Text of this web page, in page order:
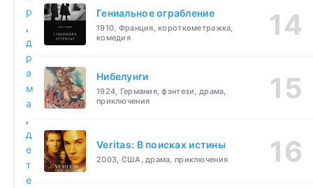
р
,
д
р
а
м
а
,
д
е
т
е
Гениальное ограбление
1910, Франция, короткометражка,
комедия
Нибелунги
1924, Германия, фэнтези, драма,
приключения
Veritas: В поисках истины
2003, США, драма, приключения